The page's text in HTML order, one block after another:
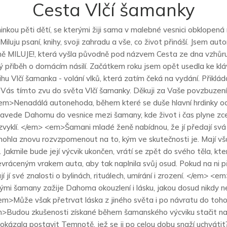
Cesta Vlčí šamanky
pěti dětí, se kterými žiji sama v malebné vesnici obklopená
psaní, knihy, svoji zahradu a vše, co život přináší. Jsem
MILUJE!, která vyšla původně pod názvem Cesta ze dna
příběh o domácím násilí. Začátkem roku jsem opět usedla ke
Vlčí šamanka - volání vlků, která zatím čeká na vydání.
tímto zvu do světa Vlčí šamanky. Děkuji za Vaše
autonehoda, během které se duše hlavní hrdinky
Dahomu do vesnice mezi šamany, kde život i čas plyne
</em> <em>Šamani mladé ženě nabídnou, že jí předají
znovu rozvzpomenout na to, kým ve skutečnosti je. Mají
Jakmile bude její výcvik ukončen, vrátí se zpět do svého těla,
vrakem auta, aby tak naplnila svůj osud. Pokud na ni
jí své znalosti o bylinách, rituálech, umírání i zrození. </em>
šamany zažije Dahoma okouzlení i lásku, jakou dosud nikdy
však přetrvat láska z jiného světa i po návratu do
zkušenosti získané během šamanského výcviku stačit
postavit Temnotě, jež se ji po celou dobu snaží